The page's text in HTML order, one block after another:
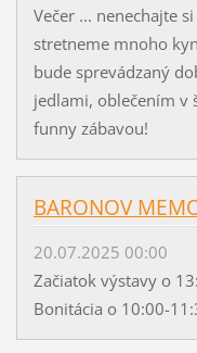
Večer ... nenechajte
stretneme mnoho
bude sprevádzaný
jedlami, oblečením v
funny zábavou!
BARONOV
20.07.2025 00:00
Začiatok výstavy o
Bonitácia o 10:00-